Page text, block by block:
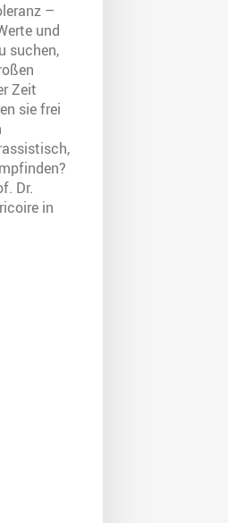
–
und
suchen,
Zeit
sie frei
Dr.
in